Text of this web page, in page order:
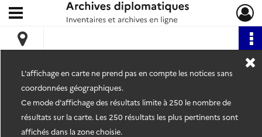
Archives diplomatiques
Ouvrir le menu déroulant
L'affichage en carte ne prend pas en compte les notices sans
coordonnées géographiques.
Ce mode d'affichage des résultats limite à 250 le nombre de
résultats sur la carte. Les 250 résultats les plus pertinents sont
affichés dans la zone choisie.